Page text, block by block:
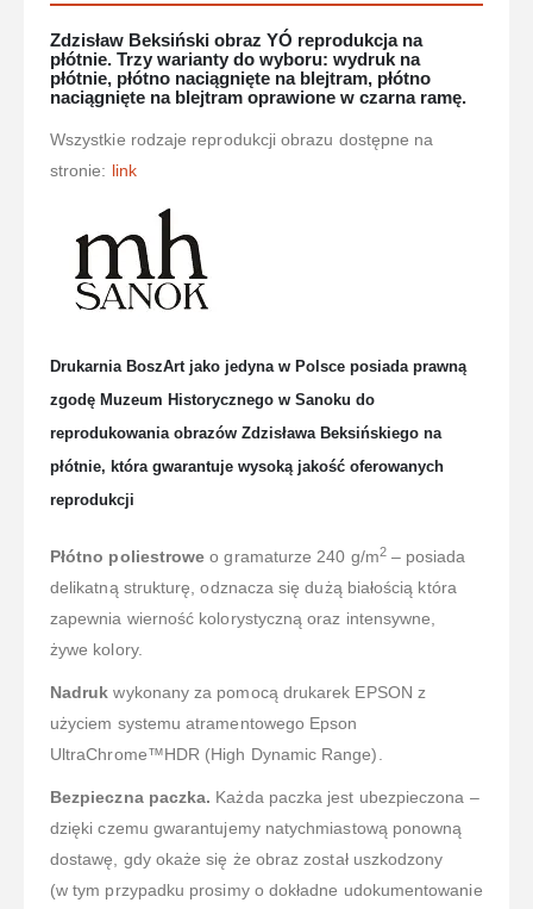
Zdzisław Beksiński obraz YÓ reprodukcja na
płótnie. Trzy warianty do wyboru: wydruk na
płótnie, płótno naciągnięte na blejtram, płótno
naciągnięte na blejtram oprawione w czarna ramę.
Wszystkie rodzaje reprodukcji obrazu dostępne na
stronie: link
Drukarnia BoszArt jako jedyna w Polsce posiada prawną
zgodę Muzeum Historycznego w Sanoku do
reprodukowania obrazów Zdzisława Beksińskiego na
płótnie, która gwarantuje wysoką jakość oferowanych
reprodukcji
Płótno poliestroweo gramaturze 240 g/m2– posiada
delikatną strukturę, odznacza się dużą białością która
zapewnia wierność kolorystyczną oraz intensywne,
żywe kolory.
Nadruk wykonany za pomocą drukarek EPSON z
użyciem systemu atramentowego Epson
UltraChrome™HDR (High Dynamic Range).
Bezpieczna paczka. Każda paczka jest ubezpieczona –
dzięki czemu gwarantujemy natychmiastową ponowną
dostawę, gdy okaże się że obraz został uszkodzony
(w tym przypadku prosimy o dokładne udokumentowanie